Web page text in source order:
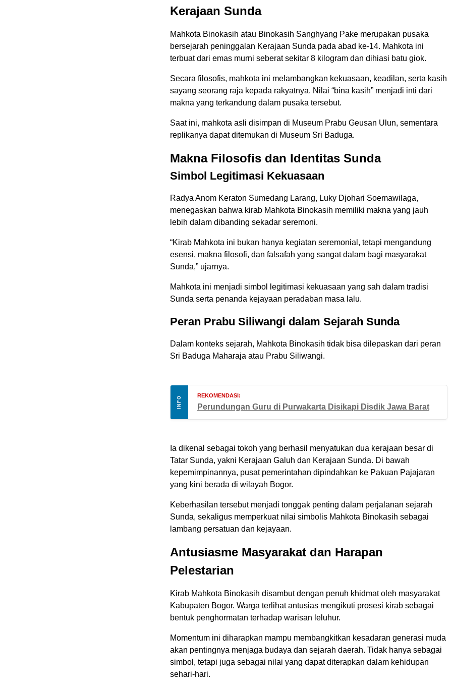
Kerajaan Sunda
Mahkota Binokasih atau Binokasih Sanghyang Pake merupakan pusaka
bersejarah peninggalan Kerajaan Sunda pada abad ke-14. Mahkota ini
terbuat dari emas murni seberat sekitar 8 kilogram dan dihiasi batu giok.
Secara filosofis, mahkota ini melambangkan kekuasaan, keadilan, serta kasih
sayang seorang raja kepada rakyatnya. Nilai “bina kasih” menjadi inti dari
makna yang terkandung dalam pusaka tersebut.
Saat ini, mahkota asli disimpan di Museum Prabu Geusan Ulun, sementara
replikanya dapat ditemukan di Museum Sri Baduga.
Makna Filosofis dan Identitas Sunda
Simbol Legitimasi Kekuasaan
Radya Anom Keraton Sumedang Larang, Luky Djohari Soemawilaga,
menegaskan bahwa kirab Mahkota Binokasih memiliki makna yang jauh
lebih dalam dibanding sekadar seremoni.
“Kirab Mahkota ini bukan hanya kegiatan seremonial, tetapi mengandung
esensi, makna filosofi, dan falsafah yang sangat dalam bagi masyarakat
Sunda,” ujarnya.
Mahkota ini menjadi simbol legitimasi kekuasaan yang sah dalam tradisi
Sunda serta penanda kejayaan peradaban masa lalu.
Peran Prabu Siliwangi dalam Sejarah Sunda
Dalam konteks sejarah, Mahkota Binokasih tidak bisa dilepaskan dari peran
Sri Baduga Maharaja atau Prabu Siliwangi.
INFO REKOMENDASI:
Perundungan Guru di Purwakarta Disikapi Disdik Jawa Barat
Ia dikenal sebagai tokoh yang berhasil menyatukan dua kerajaan besar di
Tatar Sunda, yakni Kerajaan Galuh dan Kerajaan Sunda. Di bawah
kepemimpinannya, pusat pemerintahan dipindahkan ke Pakuan Pajajaran
yang kini berada di wilayah Bogor.
Keberhasilan tersebut menjadi tonggak penting dalam perjalanan sejarah
Sunda, sekaligus memperkuat nilai simbolis Mahkota Binokasih sebagai
lambang persatuan dan kejayaan.
Antusiasme Masyarakat dan Harapan
Pelestarian
Kirab Mahkota Binokasih disambut dengan penuh khidmat oleh masyarakat
Kabupaten Bogor. Warga terlihat antusias mengikuti prosesi kirab sebagai
bentuk penghormatan terhadap warisan leluhur.
Momentum ini diharapkan mampu membangkitkan kesadaran generasi muda
akan pentingnya menjaga budaya dan sejarah daerah. Tidak hanya sebagai
simbol, tetapi juga sebagai nilai yang dapat diterapkan dalam kehidupan
sehari-hari.